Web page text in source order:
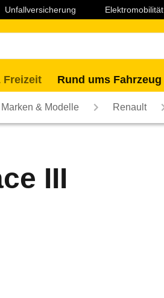
Unfallversicherung Elektromobilität
Freizeit Rund ums Fahrzeug
Marken & Modelle Renault
III